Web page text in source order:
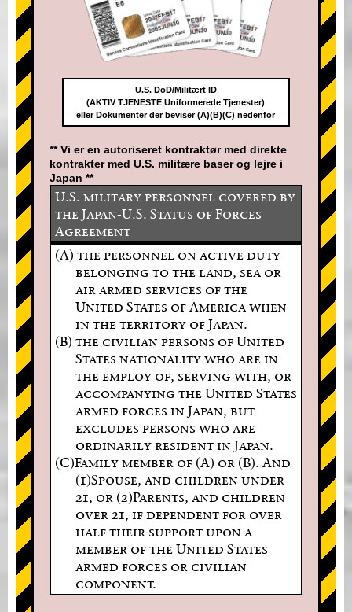
U.S. DoD/Militært ID
(AKTIV TJENESTE Uniformerede Tjenester)
eller Dokumenter der beviser (A)(B)(C) nedenfor
** Vi er en autoriseret kontraktør med direkte
kontrakter med U.S. militære baser og lejre i
Japan **
U.S. military personnel covered by
the Japan-U.S. Status of Forces
Agreement
(A) the personnel on active duty
belonging to the land, sea or
air armed services of the
United States of America when
in the territory of Japan.
(B) the civilian persons of United
States nationality who are in
the employ of, serving with, or
accompanying the United States
armed forces in Japan, but
excludes persons who are
ordinarily resident in Japan.
(C)Family member of (A) or (B). And
(1)Spouse, and children under
21, or (2)Parents, and children
over 21, if dependent for over
half their support upon a
member of the United States
armed forces or civilian
component.